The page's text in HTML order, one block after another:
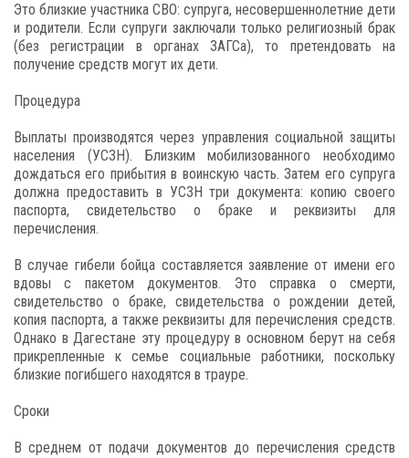
Это близкие участника СВО: супруга, несовершеннолетние дети
и родители. Если супруги заключали только религиозный брак
(без регистрации в органах ЗАГСа), то претендовать на
получение средств могут их дети.
Процедура
Выплаты производятся через управления социальной защиты
населения (УСЗН). Близким мобилизованного необходимо
дождаться его прибытия в воинскую часть. Затем его супруга
должна предоставить в УСЗН три документа: копию своего
паспорта, свидетельство о браке и реквизиты для
перечисления.
В случае гибели бойца составляется заявление от имени его
вдовы с пакетом документов. Это справка о смерти,
свидетельство о браке, свидетельства о рождении детей,
копия паспорта, а также реквизиты для перечисления средств.
Однако в Дагестане эту процедуру в основном берут на себя
прикрепленные к семье социальные работники, поскольку
близкие погибшего находятся в трауре.
Сроки
В среднем от подачи документов до перечисления средств